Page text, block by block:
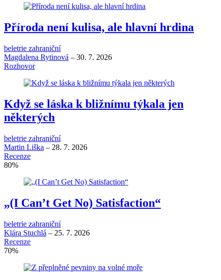
Příroda není kulisa, ale hlavní hrdina
beletrie zahraniční
Magdalena Rytinová – 30. 7. 2026
Rozhovor
Když se láska k bližnímu týkala jen
některých
beletrie zahraniční
Martin Liška – 28. 7. 2026
Recenze
80%
„(I Can’t Get No) Satisfaction“
beletrie zahraniční
Klára Stuchlá – 25. 7. 2026
Recenze
70%